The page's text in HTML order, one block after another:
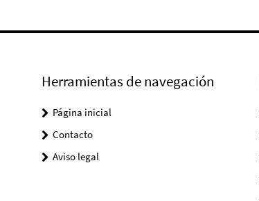
Herramientas de navegación
Página inicial
Contacto
Aviso legal